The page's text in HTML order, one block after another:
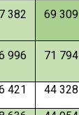
382 69 309
996 71 794
421 44 328